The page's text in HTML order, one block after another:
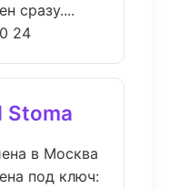
сразу....
24
Stoma
в Москва
под ключ: